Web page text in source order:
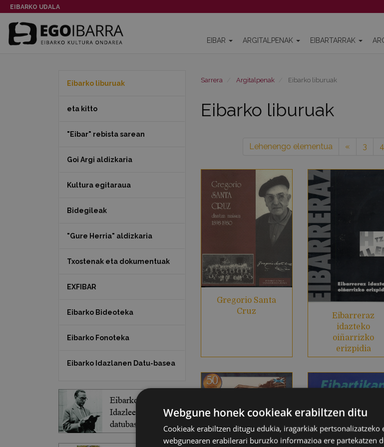
EIBARKO UDALA
EIBAR ARGITALPENAK EIBARTARRAK
Sarrera Argitalpenak Eibarko liburuak
Eibarko liburuak
Lehenengo elementua « 3 4
Gregorio Santa
Cruz
Eibarreraz
idazteko
oiñarrizko
erizpidia
Eibarko liburuak
eta kitto
"Eibar" rebista sarean
Goi Argi aldizkaria
Kultura egitaraua
Bidegileak
"Gure Herria" aldizkaria
Txostenak eta dokumentuak
EXFIBAR
Eibarko Bideoteka
Eibarko Fonoteka
Eibarko Idazlanen Datu-basea
Webgune honek cookieak erabiltzen ditu
Cookieak erabiltzen ditugu edukia, iragarkiak
webgunearen erabilerari buruzko informazioa ere partekatzen